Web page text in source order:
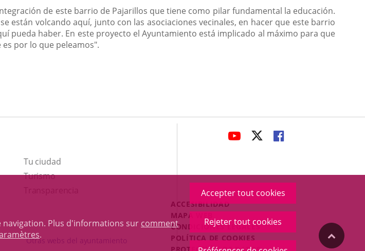
navigation. Plus d'informations sur comment
.
Accepter tout cookies
Rejeter tout cookies
de este barrio de Pajarillos que tiene como pilar fundamental la educación.
están volcando aquí, junto con las asociaciones vecinales, en hacer que este barrio
pueda haber. En este proyecto el Ayuntamiento está implicado al máximo para que
por lo que peleamos".
Tu ciudad
TurismoEste
abrirá
Otras webs del ayuntamiento
ENLACE
APLICACIÓN
EXTERNA.
ENLACE
APLICACIÓN
EXTERNA.
APLICACIÓN
Menú
Legal
Footer
ACCESIBILIDAD
MAPA WEB
CONDICIONES LEGALES
POLÍTICA DE COOKIES
"Volver